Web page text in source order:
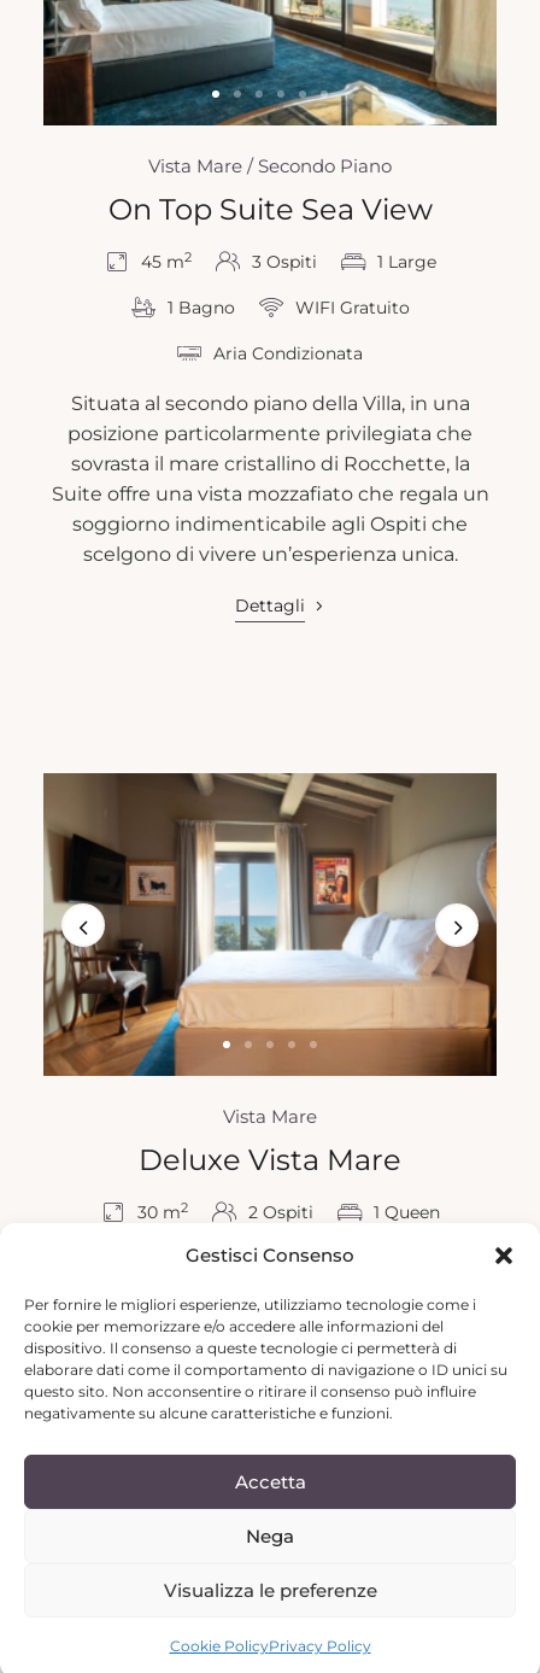
Gestisci Consenso
Per fornire le migliori esperienze, utilizziamo tecnologie come i
cookie per memorizzare e/o accedere alle informazioni del
dispositivo. Il consenso a queste tecnologie ci permetterà di
elaborare dati come il comportamento di navigazione o ID unici su
questo sito. Non acconsentire o ritirare il consenso può influire
negativamente su alcune caratteristiche e funzioni.
Accetta
Nega
Visualizza le preferenze
Cookie PolicyPrivacy Policy
Vista Mare / Secondo Piano
On Top Suite Sea View
45 m2 3 Ospiti 1 Large
1 Bagno WIFI Gratuito
Aria Condizionata
Situata al secondo piano della Villa, in una
posizione particolarmente privilegiata che
sovrasta il mare cristallino di Rocchette, la
Suite offre una vista mozzafiato che regala un
soggiorno indimenticabile agli Ospiti che
scelgono di vivere un’esperienza unica.
Dettagli
Vista Mare
Deluxe Vista Mare
30 m2 2 Ospiti 1 Queen
1 Bagno WIFI Gratuito
Aria Condizionata
Grazie alle spaziose pareti di vetro, dalla Camera
Deluxe Vista Mare si gode una vista
spettacolare sul mare e sulle isole. La
design con la natura circostante crea
un’atmosfera accogliente e rilassante.